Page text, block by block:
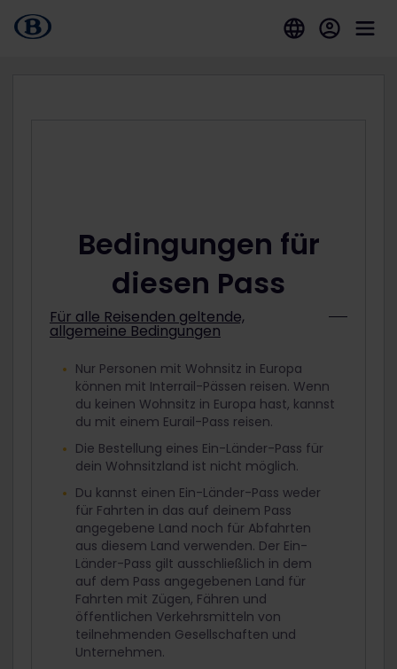
Bedingungen für
diesen Pass
Für alle Reisenden geltende,
allgemeine Bedingungen
Nur Personen mit Wohnsitz in Europa
können mit Interrail-Pässen reisen. Wenn
du keinen Wohnsitz in Europa hast, kannst
du mit einem Eurail-Pass reisen.
Die Bestellung eines Ein-Länder-Pass für
dein Wohnsitzland ist nicht möglich.
Du kannst einen Ein-Länder-Pass weder
für Fahrten in das auf deinem Pass
angegebene Land noch für Abfahrten
aus diesem Land verwenden. Der Ein-
Länder-Pass gilt ausschließlich in dem
auf dem Pass angegebenen Land für
Fahrten mit Zügen, Fähren und
öffentlichen Verkehrsmitteln von
teilnehmenden Gesellschaften und
Unternehmen.